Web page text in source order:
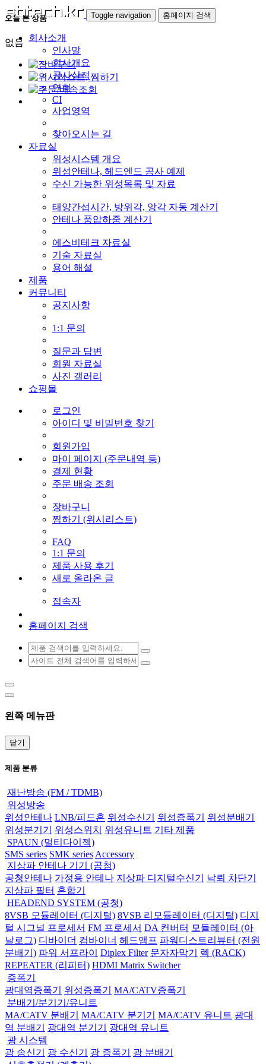
Toggle navigation 홈페이지 검색
회사소개
인사말
회사개요
공사실적
연혁
CI
사업영역
찾아오시는 길
자료실
위성시스템 개요
위성안테나, 헤드엔드 공사 예제
수신 가능한 위성목록 및 자료
태양간섭시간, 방위각, 앙각 자동 계산기
안테나 풍압하중 계산기
에스비테크 자료실
기술 자료실
용어 해설
제품
커뮤니티
공지사항
1:1 문의
질문과 답변
회원 자료실
사진 갤러리
쇼핑몰
로그인
아이디 및 비밀번호 찾기
회원가입
마이 페이지 (주문내역 등)
결제 현황
주문 배송 조회
장바구니
찜하기 (위시리스트)
FAQ
1:1 문의
제품 사용 후기
새로 올라온 글
접속자
홈페이지 검색
왼쪽 메뉴판
닫기
제품 분류
재난방송 (FM / TDMB)
위성방송
위성안테나 LNB/피드혼 위성수신기 위성증폭기
위성분배기
위성분기기
위성스위치 위성유니트 기타 제품
SPAUN (멀티다이젝)
SMS series SMK series Accessory
지상파 안테나 기기 (공청)
공청안테나 가정용 안테나 지상파 디지털수신기
낙뢰 차단기
지상파 필터 혼합기
HEADEND SYSTEM (공청)
8VSB 모듈레이터 (디지털) 8VSB 리모듈레이터 (디지털) 디지
털 시그널 프로세서 FM 프로세서 DA 컨버터 모듈레이터 (아
날로그) 디바이더 컴바이너 헤드앰프 파워디스트리뷰터 (전원
분배기) 파워 서프라이 Diplex Filter 문자자막기
렉 (RACK)
REPEATER (리피터) HDMI Matrix Switcher
증폭기
광대역증폭기
위성증폭기
MA/CATV증폭기
분배기/분기기/유니트
MA/CATV 분배기
MA/CATV 분기기 MA/CATV 유니트 광대
역 분배기
광대역 분기기
광대역 유니트
광 시스템
광 송신기
광 수신기 광 증폭기
광 분배기
오늘 본 상품
없음